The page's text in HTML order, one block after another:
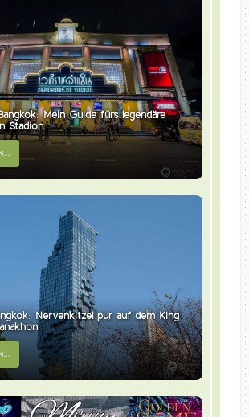
Mein Guide fürs legendäre
Stadion
Nervenkitzel pur auf dem King